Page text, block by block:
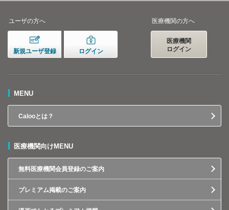
ユーザの方へ
新規ユーザ登録 ログイン
医療機関の方へ
医療機関
ログイン
MENU
Calooとは？
医療機関向けMENU
無料医療機関会員登録のご案内
プレミアム掲載のご案内